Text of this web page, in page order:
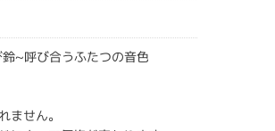
~呼び合うふたつの音色
せん。